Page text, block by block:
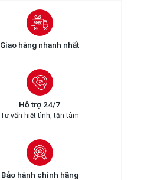
Giao hàng nhanh nhất
Hỗ trợ 24/7
Tư vấn hiệt tình, tận tâm
Bảo hành chính hãng